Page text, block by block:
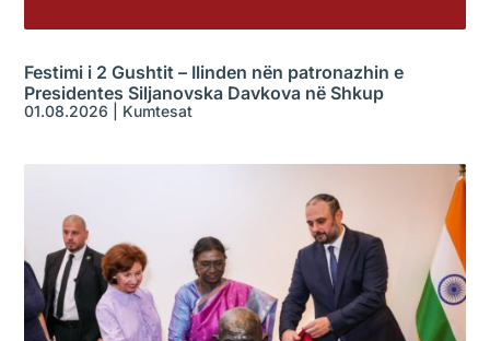
Festimi i 2 Gushtit – Ilinden nën patronazhin e
Presidentes Siljanovska Davkova në Shkup
01.08.2026 Kumtesat